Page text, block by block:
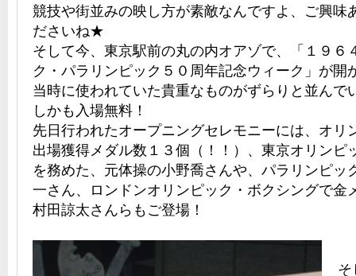
競技や街並みの映し方が素敵なんですよ、ご興味
ださいね★
そして今、東京駅前の丸の内オアゾで、「１９６
ク・パラリンピック５０周年記念ウィーク」が開
当時に使われていた貴重なものがずらりと並んで
しかも入場無料！
先日行われたオープニングセレモニーには、オリ
出場獲得メダル数１３個（！！）、東京オリンピ
を務めた、元体操の小野喬さんや、パラリンピッ
一さん、ロンドンオリンピック・ボクシングで金
村田諒太さんらもご登場！
そ